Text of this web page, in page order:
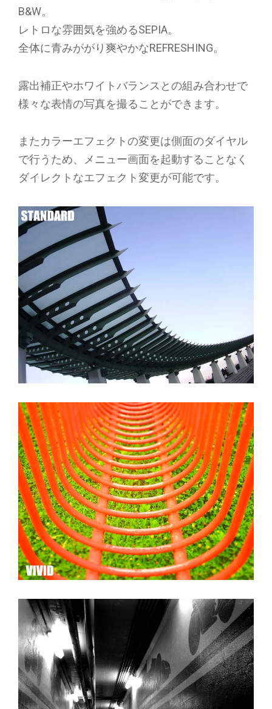
B&W。
レトロな雰囲気を強めるSEPIA。
全体に青みががり爽やかなREFRESHING。
露出補正やホワイトバランスとの組み合わせで
様々な表情の写真を撮ることができます。
またカラーエフェクトの変更は側面のダイヤル
で行うため、メニュー画面を起動することなく
ダイレクトなエフェクト変更が可能です。